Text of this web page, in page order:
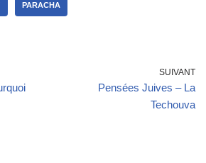
PARACHA
SUIVANT
Pensées Juives – La
Techouva